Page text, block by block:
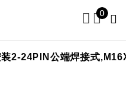
0
公端焊接式